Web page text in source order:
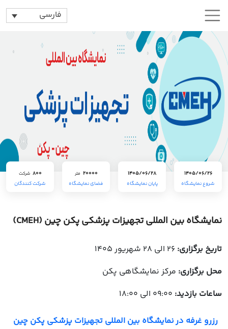
فارسی
1405/06/26
شروع نمایشگاه
1405/06/28
پایان نمایشگاه
20000 متر
فضای نمایشگاه
800 شرکت
شرکت کنندگان
نمایشگاه بین المللی تجهیزات پزشکی پکن چین (CMEH)
تاریخ برگزاری:
محل برگزاری: مرکز نمایشگاهی پکن
ساعات بازدید:
رزرو غرفه در نمایشگاه بین المللی تجهیزات پزشکی پکن چین